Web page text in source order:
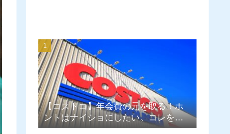
【コストコ】年会費の元を取る！ホ
ントはナイショにしたい。コレを買
えば即達成！コスパ良しランキン